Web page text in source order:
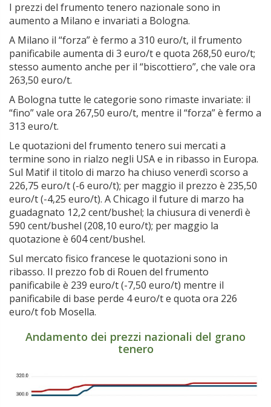
I prezzi del frumento tenero nazionale sono in
aumento a Milano e invariati a Bologna.
A Milano il “forza” è fermo a 310 euro/t, il frumento
panificabile aumenta di 3 euro/t e quota 268,50 euro/t;
stesso aumento anche per il “biscottiero”, che vale ora
263,50 euro/t.
A Bologna tutte le categorie sono rimaste invariate: il
“fino” vale ora 267,50 euro/t, mentre il “forza” è fermo a
313 euro/t.
Le quotazioni del frumento tenero sui mercati a
termine sono in rialzo negli USA e in ribasso in Europa.
Sul Matif il titolo di marzo ha chiuso venerdì scorso a
226,75 euro/t (-6 euro/t); per maggio il prezzo è 235,50
euro/t (-4,25 euro/t). A Chicago il future di marzo ha
guadagnato 12,2 cent/bushel; la chiusura di venerdì è
590 cent/bushel (208,10 euro/t); per maggio la
quotazione è 604 cent/bushel.
Sul mercato fisico francese le quotazioni sono in
ribasso. Il prezzo fob di Rouen del frumento
panificabile è 239 euro/t (-7,50 euro/t) mentre il
panificabile di base perde 4 euro/t e quota ora 226
euro/t fob Mosella.
Andamento dei prezzi nazionali del grano
tenero